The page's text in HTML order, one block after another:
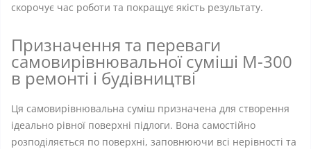
скорочує час роботи та покращує якість результату.
Призначення та переваги
самовирівнювальної суміші М-300
в ремонті і будівництві
Ця самовирівнювальна суміш призначена для створення
ідеально рівної поверхні підлоги. Вона самостійно
розподіляється по поверхні, заповнюючи всі нерівності та